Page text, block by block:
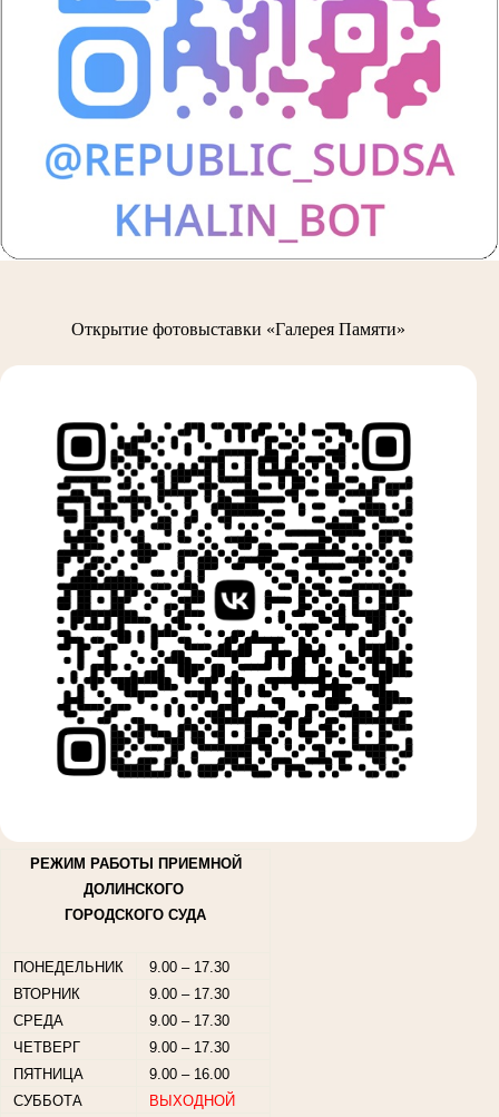
Открытие фотовыставки «Галерея Памяти»
РЕЖИМ РАБОТЫ ПРИЕМНОЙ
ДОЛИНСКОГО
ГОРОДСКОГО СУДА
ПОНЕДЕЛЬНИК
9.00 – 17.30
ВТОРНИК
9.00 – 17.30
СРЕДА
9.00 – 17.30
ЧЕТВЕРГ
9.00 – 17.30
ПЯТНИЦА
9.00 – 16.00
СУББОТА
ВЫХОДНОЙ